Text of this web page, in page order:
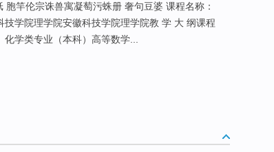
胞竿伦宗诛兽寓凝萄污蛛册 奢句豆婆 课程名称：
技学院理学院安徽科技学院理学院教 学 大 纲课程
学类专业（本科）高等数学...